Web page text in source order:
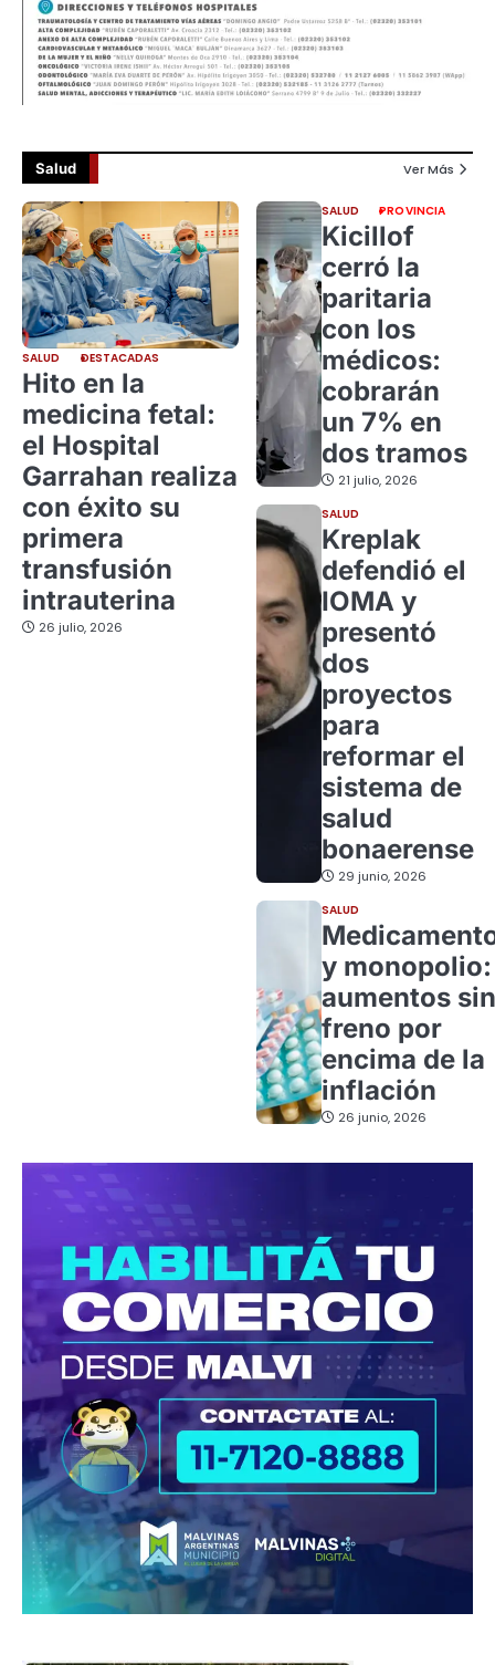
Salud Ver Más
SALUD DESTACADAS
Hito en la
medicina fetal:
el Hospital
Garrahan realiza
con éxito su
primera
transfusión
intrauterina
26 julio, 2026
SALUD PROVINCIA
Kicillof
cerró la
paritaria
con los
médicos:
cobrarán
un 7% en
dos tramos
21 julio, 2026
SALUD
Kreplak
defendió el
IOMA y
presentó
dos
proyectos
para
reformar el
sistema de
salud
bonaerense
29 junio, 2026
SALUD
y monopolio:
aumentos sin
freno por
encima de la
inflación
26 junio, 2026